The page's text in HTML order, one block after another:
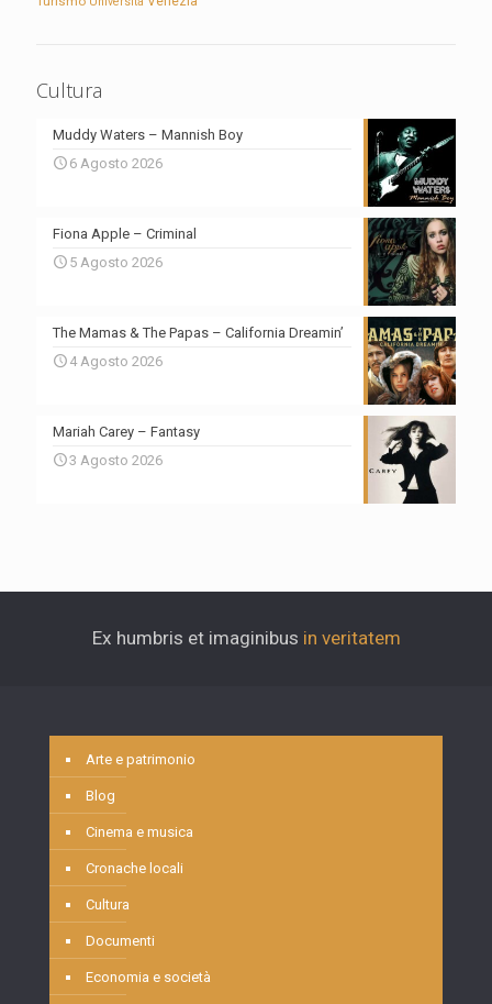
Cultura
Muddy Waters – Mannish Boy
6 Agosto 2026
Fiona Apple – Criminal
5 Agosto 2026
The Mamas & The Papas – California Dreamin’
4 Agosto 2026
Mariah Carey – Fantasy
3 Agosto 2026
Ex humbris et imaginibus in veritatem
Arte e patrimonio
Blog
Cinema e musica
Cronache locali
Cultura
Documenti
Economia e società